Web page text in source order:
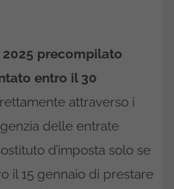
precompilato
entro il 30
attraverso i
delle entrate
d’imposta solo se
il 15 gennaio di prestare